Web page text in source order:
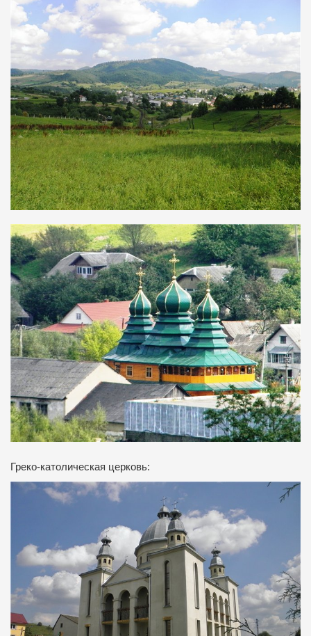
Греко-католическая церковь: